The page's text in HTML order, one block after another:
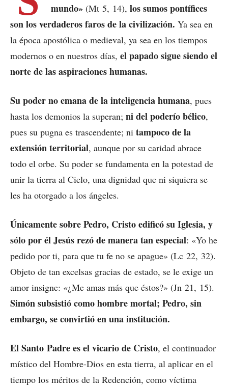
mundo» (Mt 5, 14), los sumos pontífices
son los verdaderos faros de la civilización. Ya sea en
la época apostólica o medieval, ya sea en los tiempos
modernos o en nuestros días, el papado sigue siendo el
norte de las aspiraciones humanas.
Su poder no emana de la inteligencia humana, pues
hasta los demonios la superan; ni del poderío bélico,
pues su pugna es trascendente; ni tampoco de la
extensión territorial, aunque por su caridad abrace
todo el orbe. Su poder se fundamenta en la potestad de
unir la tierra al Cielo, una dignidad que ni siquiera se
les ha otorgado a los ángeles.
Únicamente sobre Pedro, Cristo edificó su Iglesia, y
sólo por él Jesús rezó de manera tan especial: «Yo he
pedido por ti, para que tu fe no se apague» (Lc 22, 32).
Objeto de tan excelsas gracias de estado, se le exige un
amor insigne: «¿Me amas más que éstos?» (Jn 21, 15).
Simón subsistió como hombre mortal; Pedro, sin
embargo, se convirtió en una institución.
El Santo Padre es el vicario de Cristo, el continuador
místico del Hombre-Dios en esta tierra, al aplicar en el
tiempo los méritos de la Redención, como víctima